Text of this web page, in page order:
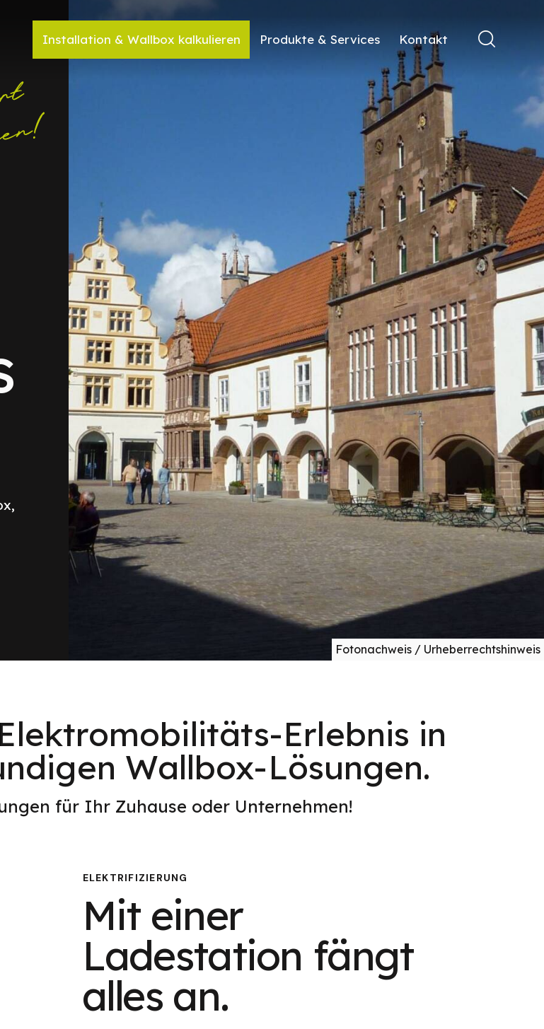
Installation & Wallbox kalkulieren Produkte & Services Kontakt
Fotonachweis / Urheberrechtshinweis
Erlebnis in
Wallbox-Lösungen.
für Ihr Zuhause oder Unternehmen!
ELEKTRIFIZIERUNG
Mit einer
Ladestation fängt
alles an.